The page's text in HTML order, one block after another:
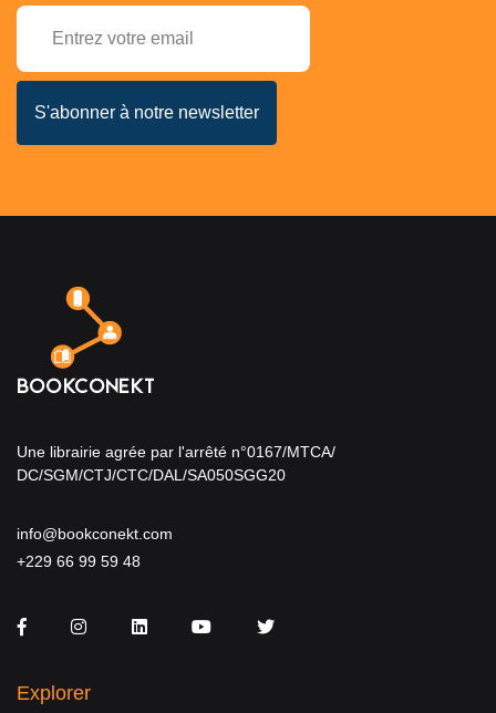
Une librairie agrée par l'arrêté n°0167/MTCA/
DC/SGM/CTJ/CTC/DAL/SA050SGG20
info@bookconekt.com
+229 66 99 59 48
FacebookInstagramLinkedInYou TubeTwitter
Explorer